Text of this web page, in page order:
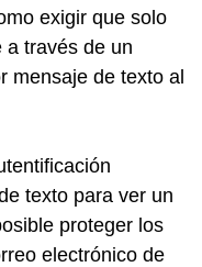
exigir que solo
a través de un
mensaje de texto al
texto para ver un
proteger los
electrónico de